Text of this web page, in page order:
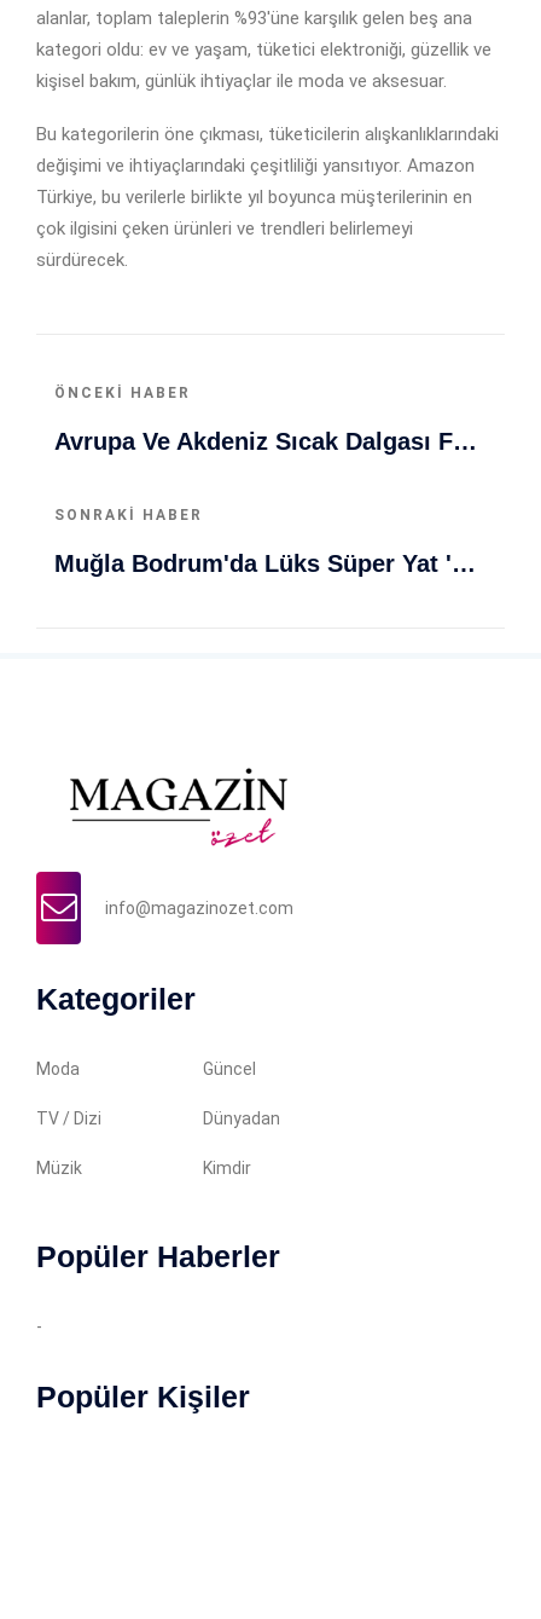
alanlar, toplam taleplerin %93'üne karşılık gelen beş ana
kategori oldu: ev ve yaşam, tüketici elektroniği, güzellik ve
kişisel bakım, günlük ihtiyaçlar ile moda ve aksesuar.
Bu kategorilerin öne çıkması, tüketicilerin alışkanlıklarındaki
değişimi ve ihtiyaçlarındaki çeşitliliği yansıtıyor. Amazon
Türkiye, bu verilerle birlikte yıl boyunca müşterilerinin en
çok ilgisini çeken ürünleri ve trendleri belirlemeyi
sürdürecek.
ÖNCEKI HABER
Avrupa Ve Akdeniz Sıcak Dalgası Felaketleri Artırıyor! Can Kaybı Ve Rekor Sıcaklıklar
SONRAKI HABER
Muğla Bodrum'da Lüks Süper Yat 'Golden Odyssey' Demirledi
info@magazinozet.com
Kategoriler
Moda Güncel
TV / Dizi Dünyadan
Müzik Kimdir
Popüler Haberler
-
Popüler Kişiler